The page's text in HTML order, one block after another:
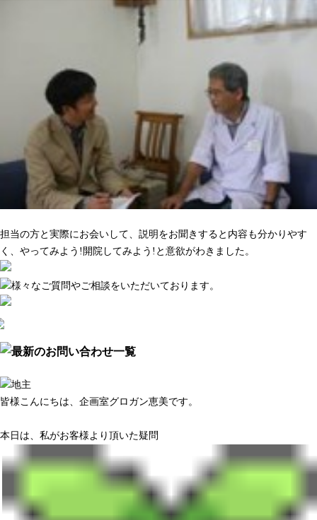
担当の方と実際にお会いして、説明をお聞きすると内容も分かりやす
く、やってみよう!開院してみよう!と意欲がわきました。
皆様こんにちは、企画室グロガン恵美です。
本日は、私がお客様より頂いた疑問